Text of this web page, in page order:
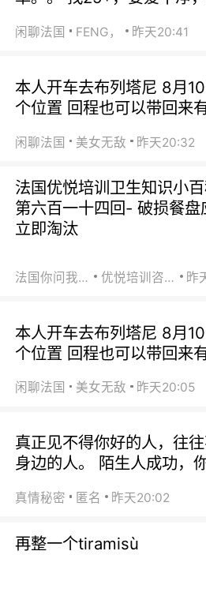
闲聊法国 FENG， 昨天20:41
本人开车去布列塔尼 8月
个位置 回程也可以带回来
闲聊法国 美女无敌 昨天20:32
法国优悦培训卫生知识小
第六百一十四回- 破损餐盘
立即淘汰
法国你问我答 优悦培训咨询 昨
本人开车去布列塔尼 8月
个位置 回程也可以带回来
闲聊法国 美女无敌 昨天20:05
真正见不得你好的人，往
身边的人。 陌生人成功，
真情秘密 匿名 昨天20:02
再整一个tiramisù